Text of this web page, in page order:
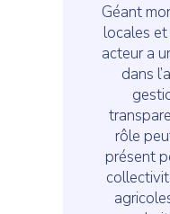
Géant
locales
acteur a
dans
rôle
présent